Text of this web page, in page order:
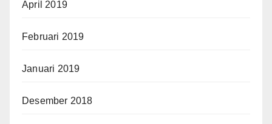
April 2019
Februari 2019
Januari 2019
Desember 2018